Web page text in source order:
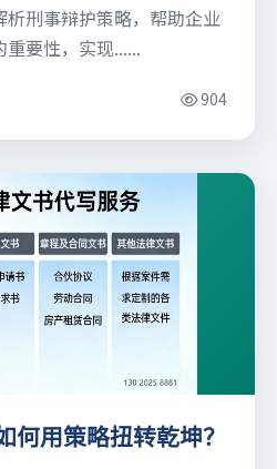
刑事辩护策略，帮助企业
要性，实现......
904
何用策略扭转乾坤？